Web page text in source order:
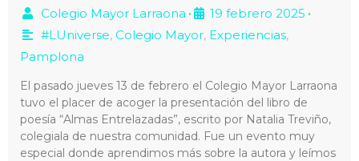
Colegio Mayor Larraona • 19 febrero 2025 •
#LUniverse, Colegio Mayor, Experiencias,
Pamplona
El pasado jueves 13 de febrero el Colegio Mayor Larraona
tuvo el placer de acoger la presentación del libro de
poesía “Almas Entrelazadas”, escrito por Natalia Treviño,
colegiala de nuestra comunidad. Fue un evento muy
especial donde aprendimos más sobre la autora y leímos